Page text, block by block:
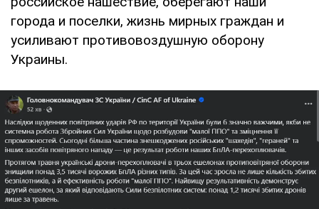
города и поселки, жизнь мирных граждан и
усиливают противовоздушную оборону
Украины.